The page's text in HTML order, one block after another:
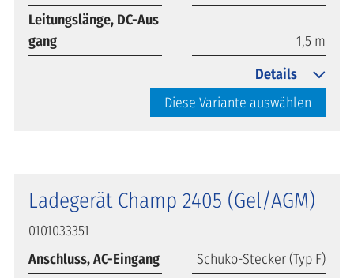
Leitungslänge, DC-Aus
gang
1,5 m
Diese Variante auswählen
Details
Ladegerät Champ 2405 (Gel/AGM)
0101033351
Anschluss, AC-Eingang
Schuko-Stecker (Typ F)